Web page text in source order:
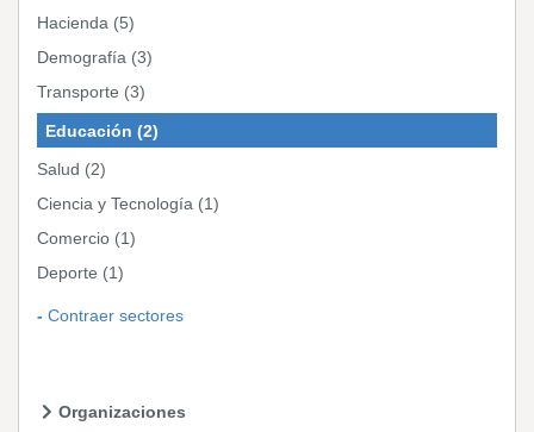
Hacienda (5)
Demografía (3)
Transporte (3)
Educación (2)
Salud (2)
Ciencia y Tecnología (1)
Comercio (1)
Deporte (1)
Contraer sectores
Organizaciones